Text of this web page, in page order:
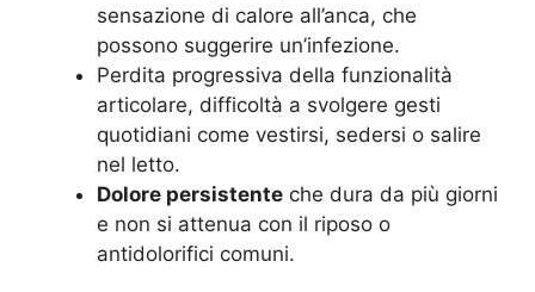
sensazione di calore all’anca, che
possono suggerire un’infezione.
Perdita progressiva della funzionalità
articolare, difficoltà a svolgere gesti
quotidiani come vestirsi, sedersi o salire
nel letto.
Dolore persistente che dura da più giorni
e non si attenua con il riposo o
antidolorifici comuni.